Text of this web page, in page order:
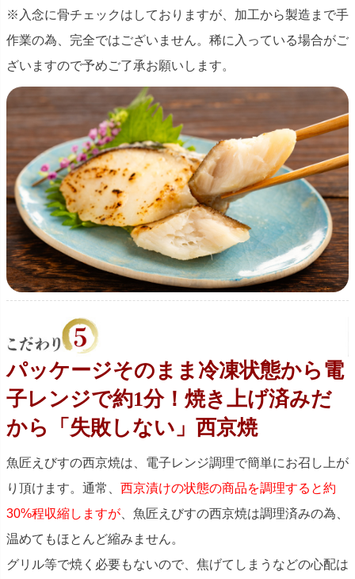
※入念に骨チェックはしておりますが、加工から製造まで手
作業の為、完全ではございません。稀に入っている場合がご
ざいますので予めご了承お願いします。
パッケージそのまま冷凍状態から電
子レンジで約1分！焼き上げ済みだ
から「失敗しない」西京焼
魚匠えびすの西京焼は、電子レンジ調理で簡単にお召し上が
り頂けます。通常、 西京漬けの状態の商品を調理すると約
30%程収縮しますが 、魚匠えびすの西京焼は調理済みの為、
温めてもほとんど縮みません。
グリル等で焼く必要もないので、焦げてしまうなどの心配は